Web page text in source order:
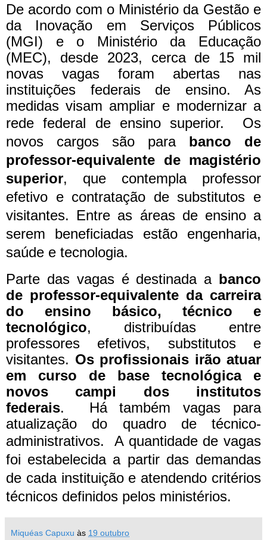
De acordo com o Ministério da Gestão e
da Inovação em Serviços Públicos
(MGI) e o Ministério da Educação
(MEC), desde 2023, cerca de 15 mil
novas vagas foram abertas nas
instituições federais de ensino. As
medidas visam ampliar e modernizar a
rede federal de ensino superior. Os
novos cargos são parabanco de
professor-equivalente de magistério
superior, que contempla professor
efetivo e contratação de substitutos e
visitantes. Entre as áreas de ensino a
serem beneficiadas estão engenharia,
saúde e tecnologia.
Parte das vagas é destinada a banco
de professor-equivalente da carreira
do ensino básico, técnico e
tecnológico, distribuídas entre
professores efetivos, substitutos e
visitantes. Os profissionais irão atuar
em curso de base tecnológica e
novos campi dos institutos
federais. Há também vagas para
atualização do quadro de técnico-
administrativos.A quantidade de vagas
foi estabelecida a partir das demandas
de cada instituição e atendendo critérios
técnicos definidos pelos ministérios.
Miquéas Capuxu às 19 outubro